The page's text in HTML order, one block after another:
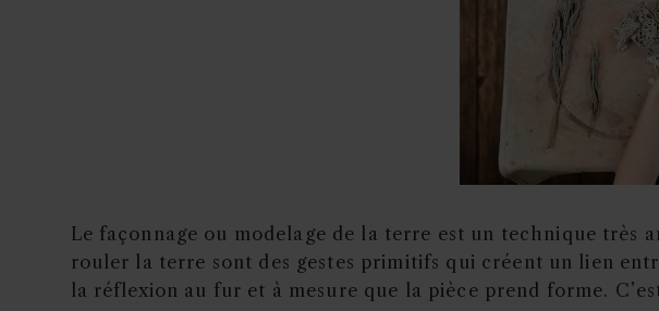
Le façonnage ou modelage de la terre est un technique très
rouler la terre sont des gestes primitifs qui créent un lien
la réflexion au fur et à mesure que la pièce prend forme.